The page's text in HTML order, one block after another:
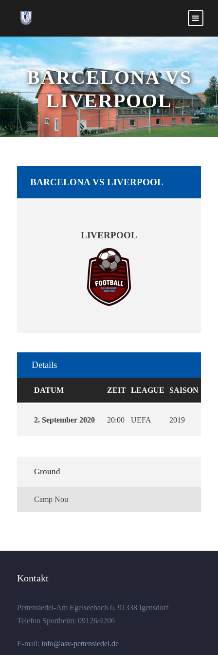
BARCELONA VS
LIVERPOOL
BARCELONA VS LIVERPOOL
LIVERPOOL
Details
DATUM ZEIT LEAGUE SAISON
2. September 2020 20:00 UEFA 2019
Ground
Camp Nou
Kontakt
Pettensiedel-Am Egelseebach 6, 91338 Igensdorf
Telefon Sportheim: 09126/4206
E-mail: info@asv-pettensiedel.de